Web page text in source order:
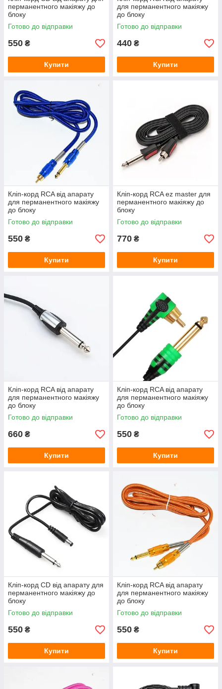
перманентного макіяжу до
блоку
Готово до відправки
550 ₴
Купити
для перманентного макіяжу
до блоку
Готово до відправки
440 ₴
Купити
Кліп-корд RCA від апарату
для перманентного макіяжу
до блоку
Готово до відправки
550 ₴
Купити
Кліп-корд RCA ez master для
перманентного макіяжу до
блоку
Готово до відправки
770 ₴
Купити
Кліп-корд RCA від апарату
для перманентного макіяжу
до блоку
Готово до відправки
660 ₴
Купити
Кліп-корд RCA від апарату
для перманентного макіяжу
до блоку
Готово до відправки
550 ₴
Купити
Кліп-корд CD від апарату для
перманентного макіяжу до
блоку
Готово до відправки
550 ₴
Купити
Кліп-корд RCA від апарату
для перманентного макіяжу
до блоку
Готово до відправки
550 ₴
Купити